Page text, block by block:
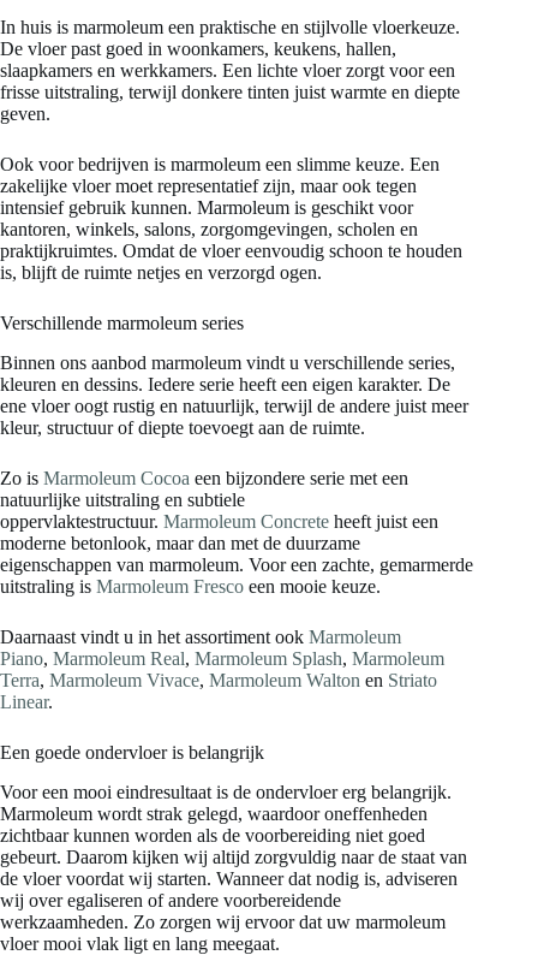
In huis is marmoleum een praktische en stijlvolle vloerkeuze.
De vloer past goed in woonkamers, keukens, hallen,
slaapkamers en werkkamers. Een lichte vloer zorgt voor een
frisse uitstraling, terwijl donkere tinten juist warmte en diepte
geven.
Ook voor bedrijven is marmoleum een slimme keuze. Een
zakelijke vloer moet representatief zijn, maar ook tegen
intensief gebruik kunnen. Marmoleum is geschikt voor
kantoren, winkels, salons, zorgomgevingen, scholen en
praktijkruimtes. Omdat de vloer eenvoudig schoon te houden
is, blijft de ruimte netjes en verzorgd ogen.
Verschillende marmoleum series
Binnen ons aanbod marmoleum vindt u verschillende series,
kleuren en dessins. Iedere serie heeft een eigen karakter. De
ene vloer oogt rustig en natuurlijk, terwijl de andere juist meer
kleur, structuur of diepte toevoegt aan de ruimte.
Zo is Marmoleum Cocoa een bijzondere serie met een
natuurlijke uitstraling en subtiele
oppervlaktestructuur. Marmoleum Concrete heeft juist een
moderne betonlook, maar dan met de duurzame
eigenschappen van marmoleum. Voor een zachte, gemarmerde
uitstraling is Marmoleum Fresco een mooie keuze.
Daarnaast vindt u in het assortiment ook Marmoleum
Piano, Marmoleum Real, Marmoleum Splash, Marmoleum
Terra, Marmoleum Vivace, Marmoleum Walton en Striato
Linear.
Een goede ondervloer is belangrijk
Voor een mooi eindresultaat is de ondervloer erg belangrijk.
Marmoleum wordt strak gelegd, waardoor oneffenheden
zichtbaar kunnen worden als de voorbereiding niet goed
gebeurt. Daarom kijken wij altijd zorgvuldig naar de staat van
de vloer voordat wij starten. Wanneer dat nodig is, adviseren
wij over egaliseren of andere voorbereidende
werkzaamheden. Zo zorgen wij ervoor dat uw marmoleum
vloer mooi vlak ligt en lang meegaat.